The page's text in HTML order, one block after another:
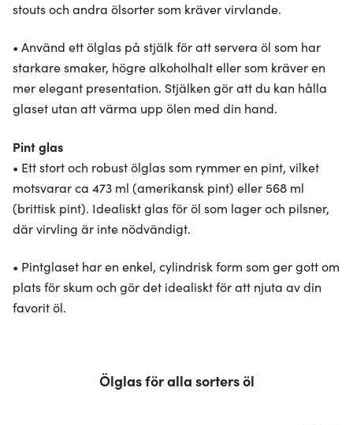
stouts och andra ölsorter som kräver virvlande.
• Använd ett ölglas på stjälk för att servera öl som har
starkare smaker, högre alkoholhalt eller som kräver en
mer elegant presentation. Stjälken gör att du kan hålla
glaset utan att värma upp ölen med din hand.
Pint glas
• Ett stort och robust ölglas som rymmer en pint, vilket
motsvarar ca 473 ml (amerikansk pint) eller 568 ml
(brittisk pint). Idealiskt glas för öl som lager och pilsner,
där virvling är inte nödvändigt.
• Pintglaset har en enkel, cylindrisk form som ger gott om
plats för skum och gör det idealiskt för att njuta av din
favorit öl.
Ölglas för alla sorters öl